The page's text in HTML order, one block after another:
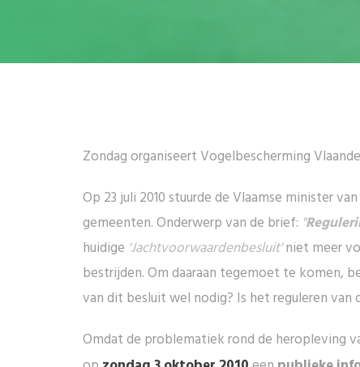
Zondag organiseert Vogelbescherming
Op 23 juli 2010 stuurde de Vlaamse minister
gemeenten. Onderwerp van de brief: "
huidige 'Jachtvoorwaardenbesluit'niet meer
bestrijden. Om daaraan tegemoet te komen,
van dit besluit wel nodig? Is het reguleren
Omdat de problematiek rond de heropleving